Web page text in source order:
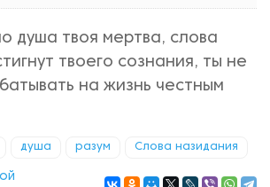
душа твоя мертва, слова
твоего сознания, ты не
на жизнь честным
душа разум Слова назидания